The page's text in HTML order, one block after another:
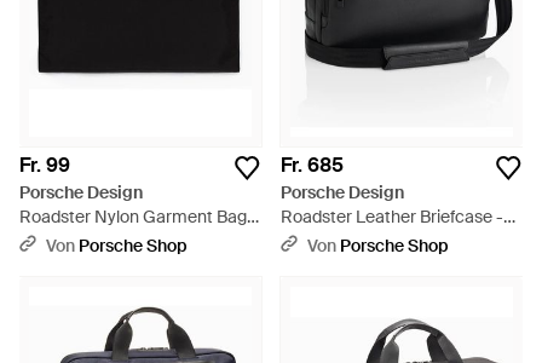
Fr. 99
Porsche Design
Roadster Nylon Garment Bag -
Schwarz
Von Porsche Shop
Fr. 685
Porsche Design
Roadster Leather Briefcase -
Schwarz
Von Porsche Shop